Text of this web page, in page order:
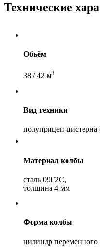
Технические
Объём
38 / 42 м3
Вид техники
полуприцеп-цистерна
Материал колбы
сталь 09Г2С,
толщина 4 мм
Форма колбы
цилиндр переменного